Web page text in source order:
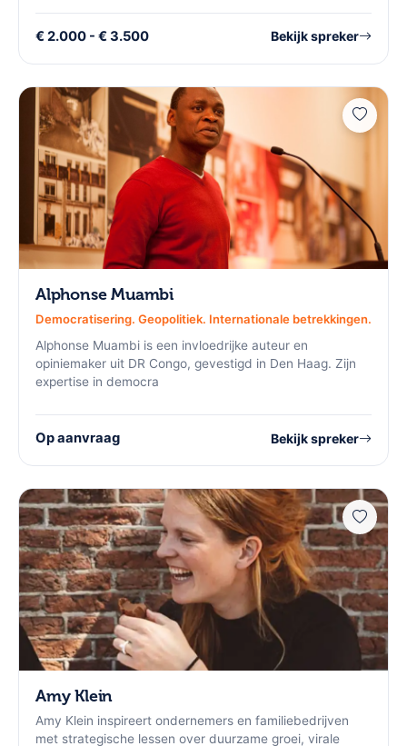
€ 2.000 - € 3.500 Bekijk spreker
Alphonse Muambi
Democratisering. Geopolitiek. Internationale betrekkingen.
Alphonse Muambi is een invloedrijke auteur en
opiniemaker uit DR Congo, gevestigd in Den Haag. Zijn
expertise in democra
Op aanvraag Bekijk spreker
Amy Klein
Amy Klein inspireert ondernemers en familiebedrijven
met strategische lessen over duurzame groei, virale